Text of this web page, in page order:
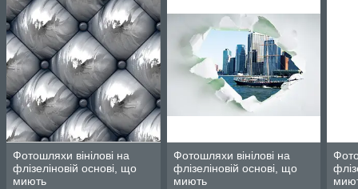
Фотошляхи вінілові на
флізеліновій основі, що
миють
Фотошляхи вінілові на
флізеліновій основі, що
миють